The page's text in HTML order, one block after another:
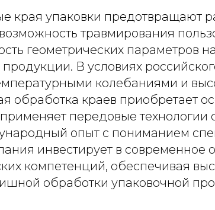
края упаковки предотвращают
травмирования
геометрических параметров
В условиях
колебаниями и
обработка краев приобретает
передовые технологии
опыт с пониманием
инвестирует в современное
компетенций, обеспечивая
обработки упаковочной